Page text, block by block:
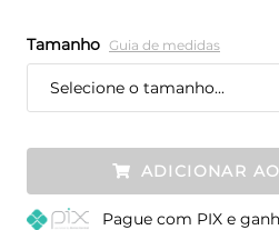
Tamanho Guia de medidas
Selecione o tamanho...
ADICIONAR
Pague com PIX e